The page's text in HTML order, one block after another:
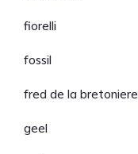
fiorelli
fossil
fred de la bretoniere
geel